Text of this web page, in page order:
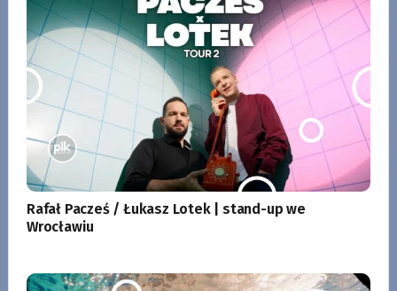
Rafał Pacześ / Łukasz Lotek | stand-up we
Wrocławiu